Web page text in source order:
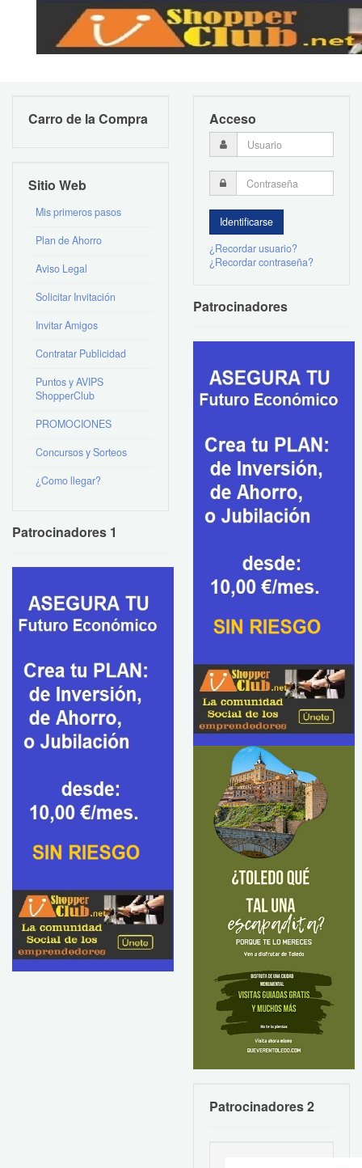
Carro de la Compra
Sitio Web
Mis primeros pasos
Plan de Ahorro
Aviso Legal
Solicitar Invitación
Invitar Amigos
Contratar Publicidad
Puntos y AVIPS
ShopperClub
PROMOCIONES
Concursos y Sorteos
¿Como llegar?
Patrocinadores 1
Acceso
¿Recordar usuario?
¿Recordar contraseña?
Patrocinadores
Patrocinadores 2